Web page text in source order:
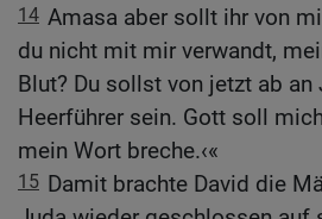
14 Amasa aber sollt ihr von
du nicht mit mir verwandt,
Blut? Du sollst von jetzt ab
Heerführer sein. Gott soll
mein Wort breche.‹«
15 Damit brachte David die